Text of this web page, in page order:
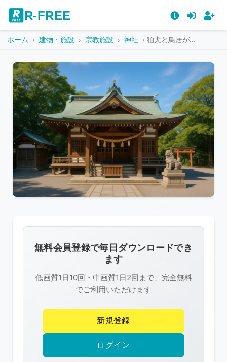
R-FREE
ホーム 建物・施設 宗教施設 神社 狛犬と鳥居がある神社の拝殿と緑に囲まれた境内
像
は
R-
FREE
作
権
無料会員登録で毎日ダウンロードでき
ます
低画質1日10回・中画質1日2回まで、完全無料
でご利用いただけます
新規登録
ログイン